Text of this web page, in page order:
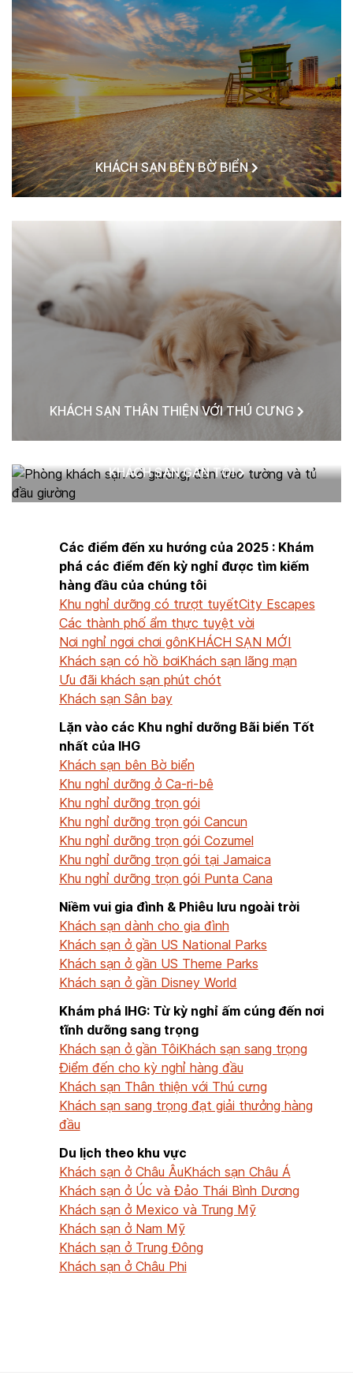
KHÁCH SẠN BÊN BỜ BIỂN
KHÁCH SẠN THÂN THIỆN VỚI THÚ CƯNG
KHÁCH SẠN GẦN TÔI
Các điểm đến xu hướng của 2025 : Khám
phá các điểm đến kỳ nghỉ được tìm kiếm
hàng đầu của chúng tôi
Khu nghỉ dưỡng có trượt tuyếtCity Escapes
Các thành phố ẩm thực tuyệt vời
Nơi nghỉ ngơi chơi gônKHÁCH SẠN MỚI
Khách sạn có hồ bơiKhách sạn lãng mạn
Ưu đãi khách sạn phút chót
Khách sạn Sân bay
Lặn vào các Khu nghỉ dưỡng Bãi biển Tốt
nhất của IHG
Khách sạn bên Bờ biển
Khu nghỉ dưỡng ở Ca-ri-bê
Khu nghỉ dưỡng trọn gói
Khu nghỉ dưỡng trọn gói Cancun
Khu nghỉ dưỡng trọn gói Cozumel
Khu nghỉ dưỡng trọn gói tại Jamaica
Khu nghỉ dưỡng trọn gói Punta Cana
Niềm vui gia đình & Phiêu lưu ngoài trời
Khách sạn dành cho gia đình
Khách sạn ở gần US National Parks
Khách sạn ở gần US Theme Parks
Khách sạn ở gần Disney World
Khám phá IHG: Từ kỳ nghỉ ấm cúng đến nơi
tĩnh dưỡng sang trọng
Khách sạn ở gần TôiKhách sạn sang trọng
Điểm đến cho kỳ nghỉ hàng đầu
Khách sạn Thân thiện với Thú cưng
Khách sạn sang trọng đạt giải thưởng hàng
đầu
Du lịch theo khu vực
Khách sạn ở Châu ÂuKhách sạn Châu Á
Khách sạn ở Úc và Đảo Thái Bình Dương
Khách sạn ở Mexico và Trung Mỹ
Khách sạn ở Nam Mỹ
Khách sạn ở Trung Đông
Khách sạn ở Châu Phi